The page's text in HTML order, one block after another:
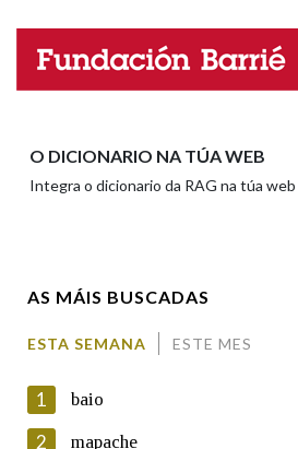
Marcas gramaticais
LIMPAR
Nome
O DICIONARIO NA TÚA WEB
Integra o dicionario da RAG na túa web
AS MÁIS BUSCADAS
ESTA SEMANA ESTE MES
1 baio
2 mapache